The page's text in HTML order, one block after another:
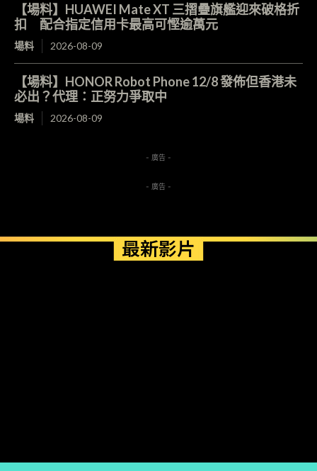
【場料】HUAWEI Mate XT 三摺疊旗艦迎來破格折
扣 配合指定信用卡最高可慳逾萬元
場料 2026-08-09
【場料】HONOR Robot Phone 12/8 發佈但香港未
必出？代理：正努力爭取中
場料 2026-08-09
- 廣告 -
- 廣告 -
最新影片